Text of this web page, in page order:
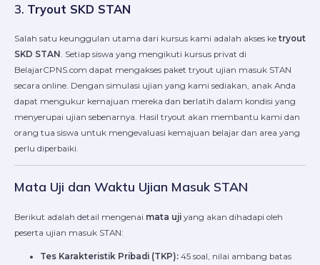
3. Tryout SKD STAN
Salah satu keunggulan utama dari kursus kami adalah akses ke tryout
SKD STAN. Setiap siswa yang mengikuti kursus privat di
BelajarCPNS.com dapat mengakses paket tryout ujian masuk STAN
secara online. Dengan simulasi ujian yang kami sediakan, anak Anda
dapat mengukur kemajuan mereka dan berlatih dalam kondisi yang
menyerupai ujian sebenarnya. Hasil tryout akan membantu kami dan
orang tua siswa untuk mengevaluasi kemajuan belajar dan area yang
perlu diperbaiki.
Mata Uji dan Waktu Ujian Masuk STAN
Berikut adalah detail mengenai mata uji yang akan dihadapi oleh
peserta ujian masuk STAN:
Tes Karakteristik Pribadi (TKP):45 soal, nilai ambang batas